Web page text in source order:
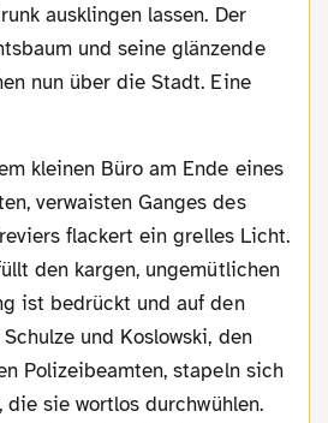
ausklingen lassen. Der
und seine glänzende
nun über die Stadt. Eine
verwaisten Ganges des
flackert ein grelles Licht.
den kargen, ungemütlichen
ist bedrückt und auf den
und Koslowski, den
Polizeibeamten, stapeln sich
sie wortlos durchwühlen.